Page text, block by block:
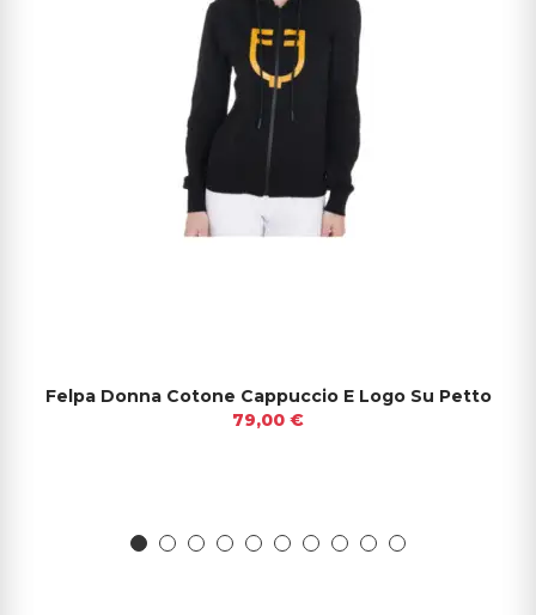
Felpa Donna Cotone Cappuccio E Logo Su Petto
79,00 €